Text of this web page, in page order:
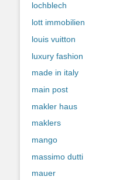
lochblech
lott immobilien
louis vuitton
luxury fashion
made in italy
main post
makler haus
maklers
mango
massimo dutti
mauer